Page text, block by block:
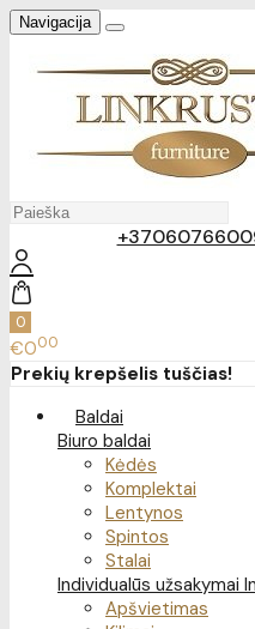
Navigacija
0
€000
Prekių krepšelis tuščias!
Baldai
Biuro baldai
Kėdės
Komplektai
Lentynos
Spintos
Stalai
Individualūs užsakymai
Apšvietimas